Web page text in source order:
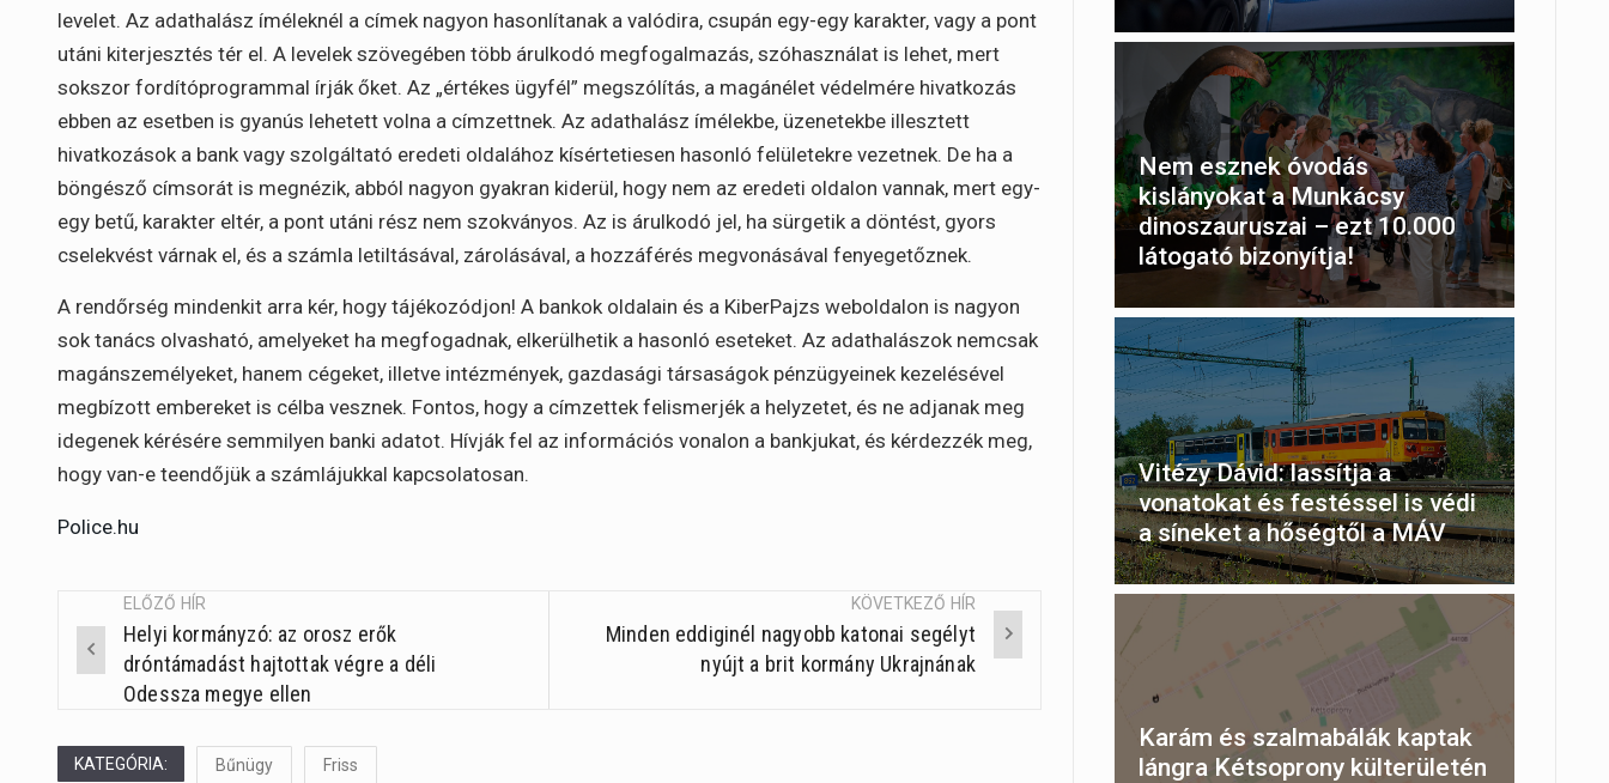
levelet. Az adathalász íméleknél a címek nagyon hasonlítanak a valódira, csupán egy-egy karakter, vagy a pont
utáni kiterjesztés tér el. A levelek szövegében több árulkodó megfogalmazás, szóhasználat is lehet, mert
sokszor fordítóprogrammal írják őket. Az „értékes ügyfél” megszólítás, a magánélet védelmére hivatkozás
ebben az esetben is gyanús lehetett volna a címzettnek. Az adathalász ímélekbe, üzenetekbe illesztett
hivatkozások a bank vagy szolgáltató eredeti oldalához kísértetiesen hasonló felületekre vezetnek. De ha a
böngésző címsorát is megnézik, abból nagyon gyakran kiderül, hogy nem az eredeti oldalon vannak, mert egy-
egy betű, karakter eltér, a pont utáni rész nem szokványos. Az is árulkodó jel, ha sürgetik a döntést, gyors
cselekvést várnak el, és a számla letiltásával, zárolásával, a hozzáférés megvonásával fenyegetőznek.
A rendőrség mindenkit arra kér, hogy tájékozódjon! A bankok oldalain és a KiberPajzs weboldalon is nagyon
sok tanács olvasható, amelyeket ha megfogadnak, elkerülhetik a hasonló eseteket. Az adathalászok nemcsak
magánszemélyeket, hanem cégeket, illetve intézmények, gazdasági társaságok pénzügyeinek kezelésével
megbízott embereket is célba vesznek. Fontos, hogy a címzettek felismerjék a helyzetet, és ne adjanak meg
idegenek kérésére semmilyen banki adatot. Hívják fel az információs vonalon a bankjukat, és kérdezzék meg,
hogy van-e teendőjük a számlájukkal kapcsolatosan.
Police.hu
Post
navigation
ELŐZŐ HÍR
Helyi kormányzó: az orosz erők
dróntámadást hajtottak végre a déli
Odessza megye ellen
KÖVETKEZŐ HÍR
Minden eddiginél nagyobb katonai segélyt
nyújt a brit kormány Ukrajnának
KATEGÓRIA: Bűnügy Friss
Nem esznek óvodás
kislányokat a Munkácsy
dinoszauruszai – ezt 10.000
látogató bizonyítja!
Vitézy Dávid: lassítja a
vonatokat és festéssel is védi
a síneket a hőségtől a MÁV
Karám és szalmabálák kaptak
lángra Kétsoprony külterületén